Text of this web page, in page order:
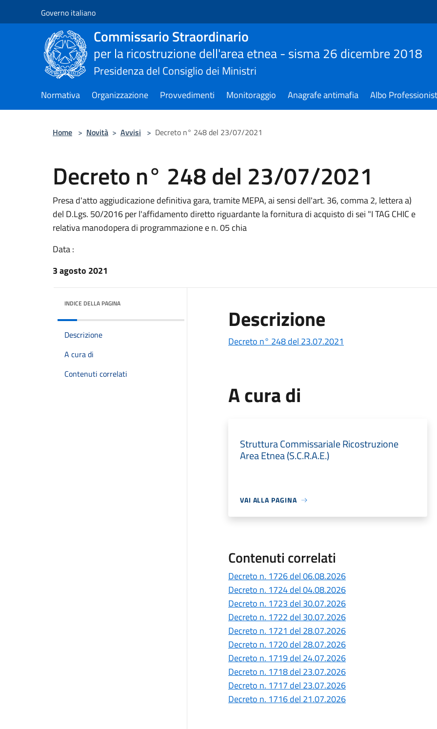
Governo italiano
Commissario Straordinario
per la ricostruzione dell'area etnea - sisma 26 dicembre 2018
Presidenza del Consiglio dei Ministri
Normativa Organizzazione Provvedimenti Monitoraggio Anagrafe antimafia Albo
Home > Novità > Avvisi > Decreto n° 248 del 23/07/2021
Decreto n° 248 del 23/07/2021
Presa d'atto aggiudicazione definitiva gara, tramite MEPA, ai sensi dell'art. 36, comma 2, lettera a)
del D.Lgs. 50/2016 per l'affidamento diretto riguardante la fornitura di acquisto di sei "I TAG CHIC e
relativa manodopera di programmazione e n. 05 chia
Data :
3 agosto 2021
INDICE DELLA PAGINA
Descrizione
A cura di
Contenuti correlati
Descrizione
Decreto n° 248 del 23.07.2021
A cura di
Struttura Commissariale Ricostruzione
Area Etnea (S.C.R.A.E.)
VAI ALLA PAGINA
Contenuti correlati
Decreto n. 1726 del 06.08.2026
Decreto n. 1724 del 04.08.2026
Decreto n. 1723 del 30.07.2026
Decreto n. 1722 del 30.07.2026
Decreto n. 1721 del 28.07.2026
Decreto n. 1720 del 28.07.2026
Decreto n. 1719 del 24.07.2026
Decreto n. 1718 del 23.07.2026
Decreto n. 1717 del 23.07.2026
Decreto n. 1716 del 21.07.2026